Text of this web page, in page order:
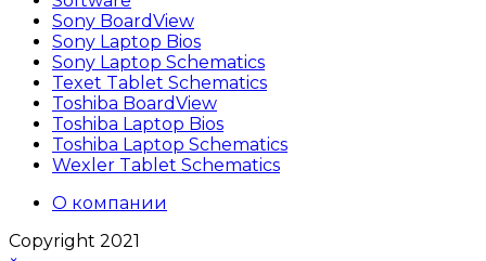
Sony BoardView
Sony Laptop Bios
Sony Laptop Schematics
Texet Tablet Schematics
Toshiba BoardView
Toshiba Laptop Bios
Toshiba Laptop Schematics
Wexler Tablet Schematics
О компании
Copyright 2021